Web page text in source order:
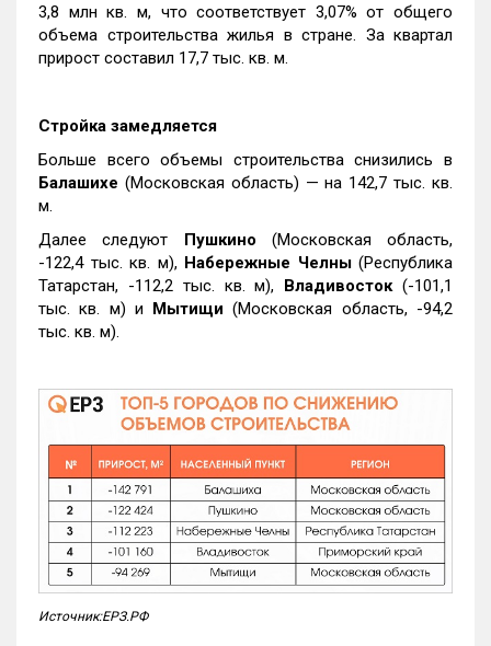
3,8 млн кв. м, что соответствует 3,07% от общего
объема строительства жилья в стране. За квартал
прирост составил 17,7 тыс. кв. м.
Стройка замедляется
Больше всего объемы строительства снизились в
Балашихе (Московская область) — на 142,7 тыс. кв.
м.
Далее следуют Пушкино (Московская область,
-122,4 тыс. кв. м), Набережные Челны(Республика
Татарстан, -112,2 тыс. кв. м), Владивосток(-101,1
тыс. кв. м) и Мытищи (Московская область, -94,2
тыс. кв. м).
Источник:ЕРЗ.РФ